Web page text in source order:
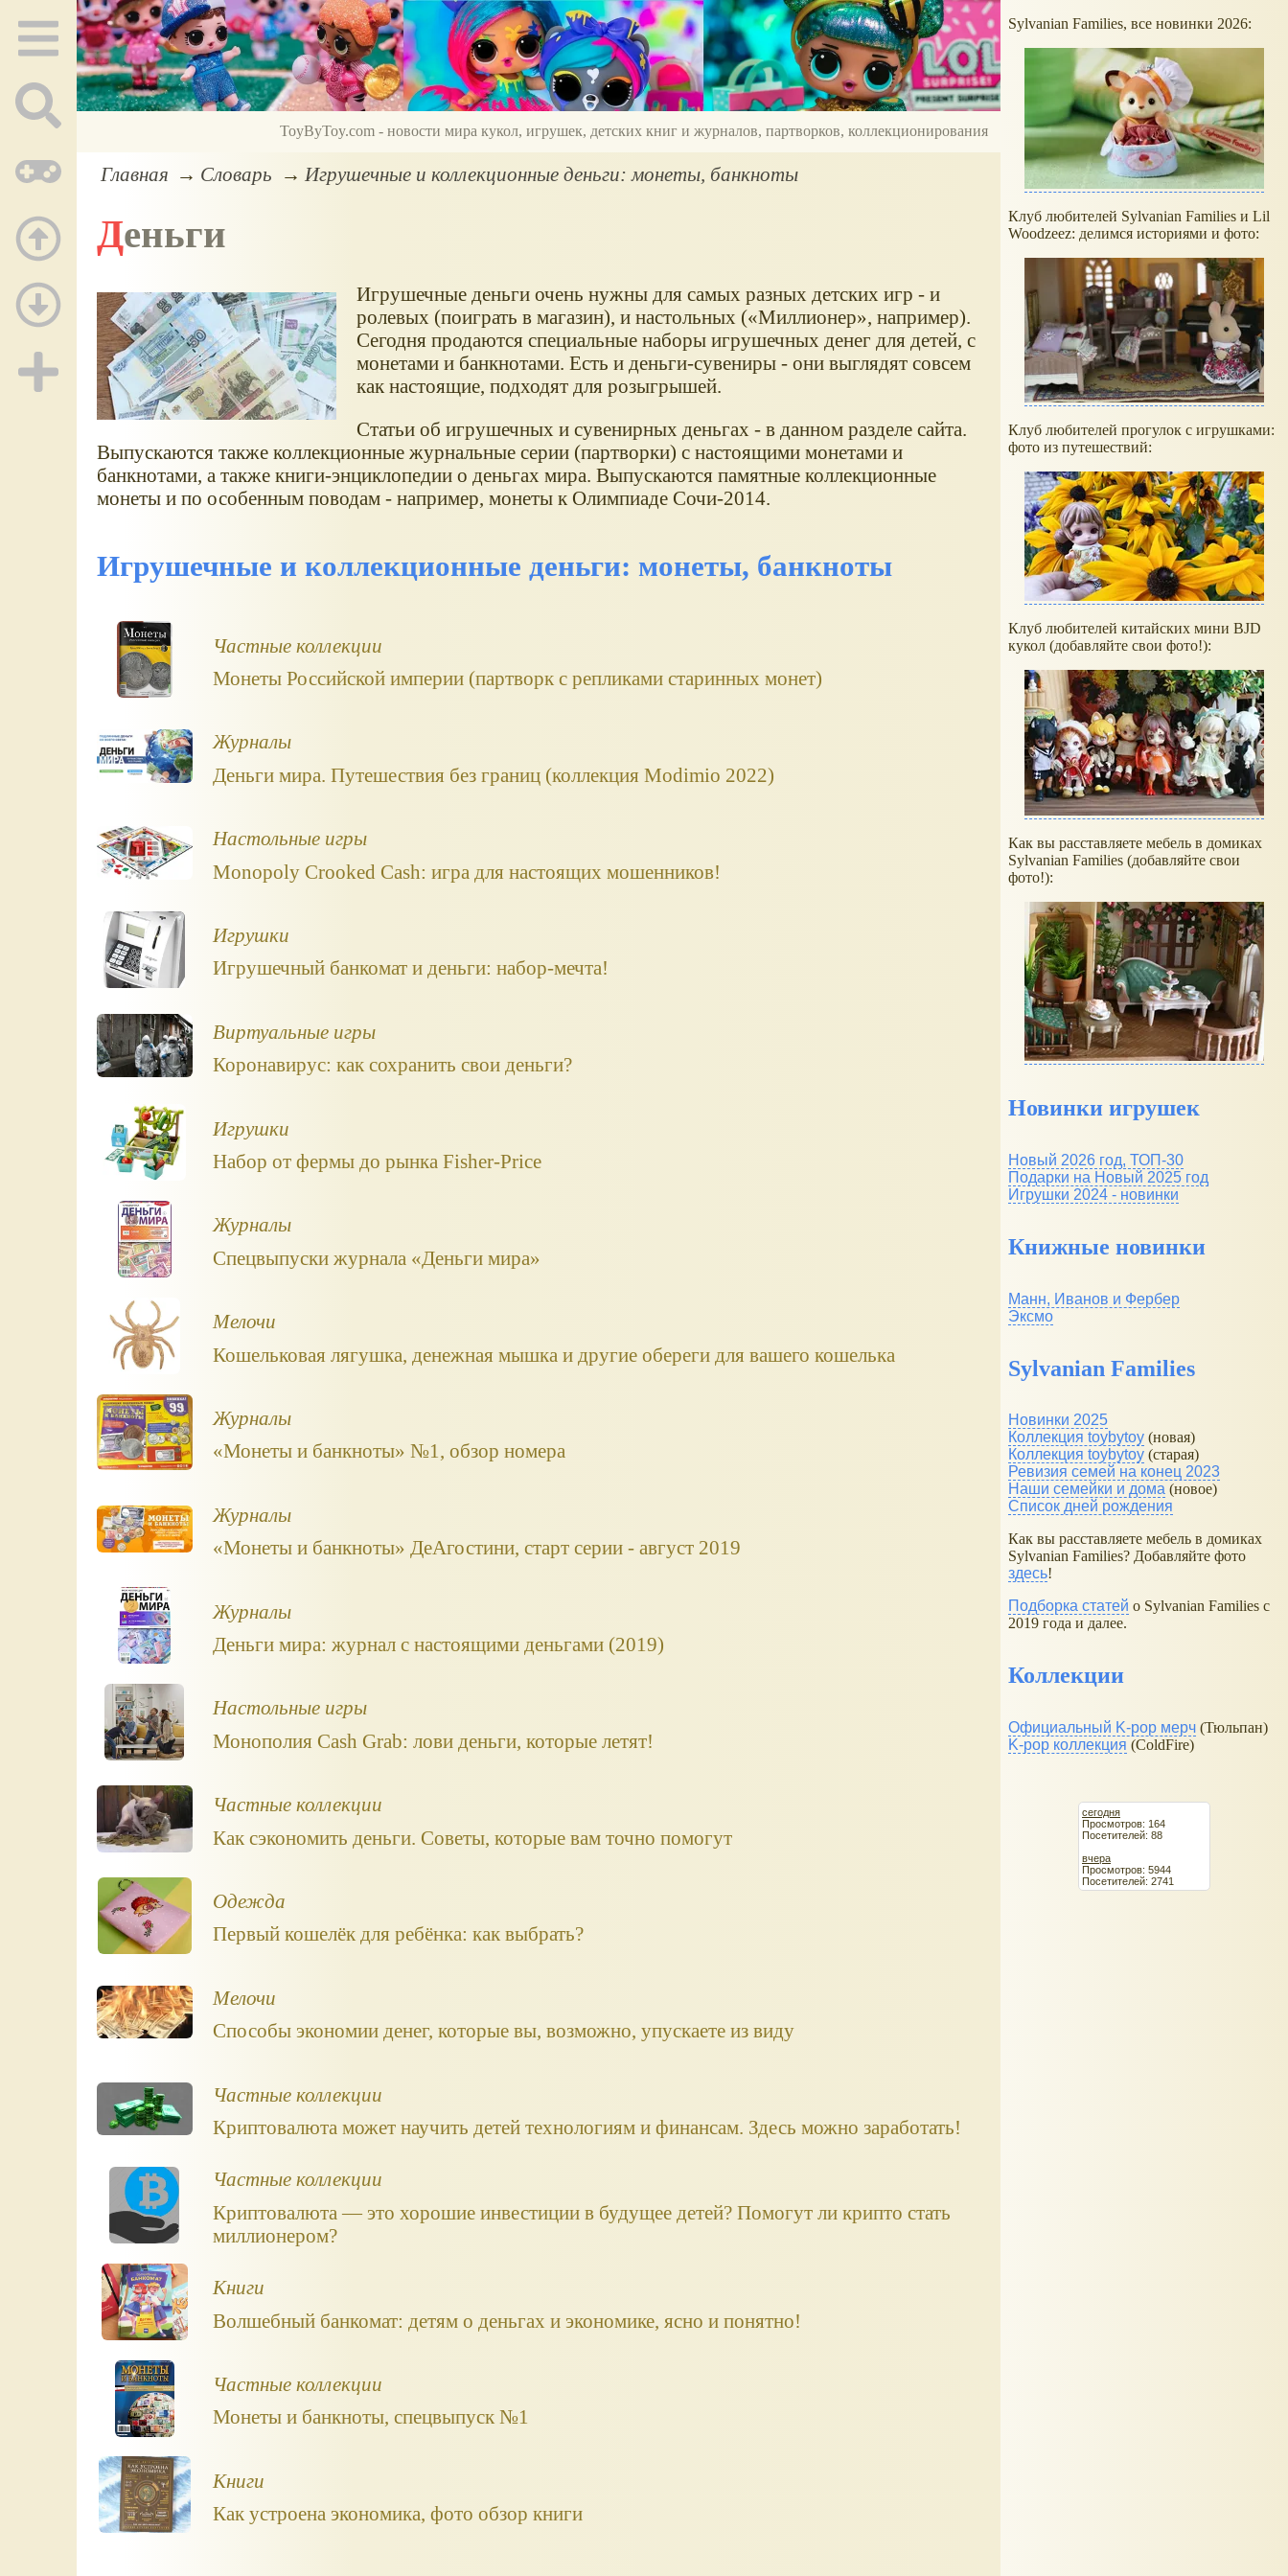
ToyByToy.com - новости мира кукол, игрушек, детских книг и журналов, партворков, коллекционирования
Главная Словарь Игрушечные и коллекционные деньги: монеты, банкноты
Деньги
Игрушечные деньги очень нужны для самых разных детских игр - и
ролевых (поиграть в магазин), и настольных ( Миллионер , например).
Сегодня продаются специальные наборы игрушечных денег для детей, с
монетами и банкнотами. Есть и деньги-сувениры - они выглядят совсем
как настоящие, подходят для розыгрышей.
Статьи об игрушечных и сувенирных деньгах - в данном разделе сайта.
Выпускаются также коллекционные журнальные серии (партворки) с настоящими монетами и
банкнотами, а также книги-энциклопедии о деньгах мира. Выпускаются памятные коллекционные
монеты и по особенным поводам - например, монеты к Олимпиаде Сочи-2014.
Игрушечные и коллекционные деньги: монеты, банкноты
Частные коллекции
Монеты Российской империи (партворк с репликами старинных монет)
Журналы
Деньги мира. Путешествия без границ (коллекция Modimio 2022)
Настольные игры
Monopoly Crooked Cash: игра для настоящих мошенников!
Игрушки
Игрушечный банкомат и деньги: набор-мечта!
Виртуальные игры
Коронавирус: как сохранить свои деньги?
Игрушки
Набор от фермы до рынка Fisher-Price
Журналы
Спецвыпуски журнала «Деньги мира»
Мелочи
Кошельковая лягушка, денежная мышка и другие обереги для вашего кошелька
Журналы
«Монеты и банкноты» №1, обзор номера
Журналы
«Монеты и банкноты» ДеАгостини, старт серии - август 2019
Журналы
Деньги мира: журнал с настоящими деньгами (2019)
Настольные игры
Монополия Cash Grab: лови деньги, которые летят!
Частные коллекции
Как сэкономить деньги. Советы, которые вам точно помогут
Одежда
Первый кошелёк для ребёнка: как выбрать?
Мелочи
Способы экономии денег, которые вы, возможно, упускаете из виду
Частные коллекции
Криптовалюта может научить детей технологиям и финансам. Здесь можно заработать!
Частные коллекции
Криптовалюта — это хорошие инвестиции в будущее детей? Помогут ли крипто стать
миллионером?
Книги
Волшебный банкомат: детям о деньгах и экономике, ясно и понятно!
Частные коллекции
Монеты и банкноты, спецвыпуск №1
Книги
Как устроена экономика, фото обзор книги
Sylvanian Families, все новинки 2026:
Клуб любителей Sylvanian Families и Lil
Woodzeez: делимся историями и фото:
Клуб любителей прогулок с игрушками:
фото из путешествий:
Клуб любителей китайских мини BJD
кукол (добавляйте свои фото!):
Как вы расставляете мебель в домиках
Sylvanian Families (добавляйте свои
фото!):
Новинки игрушек
Новый 2026 год, ТОП-30
Подарки на Новый 2025 год
Игрушки 2024 - новинки
Книжные новинки
Манн, Иванов и Фербер
Эксмо
Sylvanian Families
Новинки 2025
Коллекция toybytoy (новая)
Коллекция toybytoy (старая)
Ревизия семей на конец 2023
Наши семейки и дома (новое)
Список дней рождения
Как вы расставляете мебель в домиках
Sylvanian Families? Добавляйте фото
здесь!
Подборка статей о Sylvanian Families с
2019 года и далее.
Коллекции
Официальный K-pop мерч (Тюльпан)
K-pop коллекция (ColdFire)
сегодня
Просмотров: 164
Посетителей: 88
вчера
Просмотров: 5944
Посетителей: 2741